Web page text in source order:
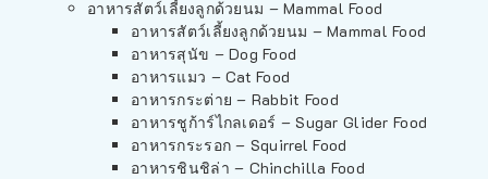
อาหารสัตว์เลี้ยงลูกด้วยนม – Mammal Food
อาหารสัตว์เลี้ยงลูกด้วยนม – Mammal Food
อาหารสุนัข – Dog Food
อาหารแมว – Cat Food
อาหารกระต่าย – Rabbit Food
อาหารชูก้าร์ไกลเดอร์ – Sugar Glider Food
อาหารกระรอก – Squirrel Food
อาหารชินชิล่า – Chinchilla Food